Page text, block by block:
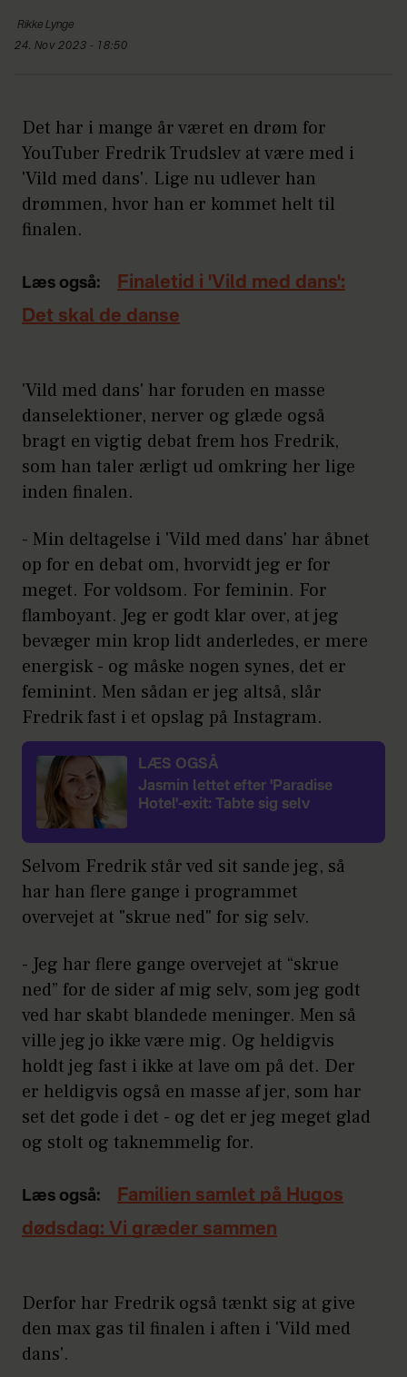
Rikke Lynge
24. Nov 2023 - 18:50
Det har i mange år været en drøm for
YouTuber Fredrik Trudslev at være med i
'Vild med dans'. Lige nu udlever han
drømmen, hvor han er kommet helt til
finalen.
Læs også:
Finaletid i 'Vild med dans':
Det skal de danse
'Vild med dans' har foruden en masse
danselektioner, nerver og glæde også
bragt en vigtig debat frem hos Fredrik,
som han taler ærligt ud omkring her lige
inden finalen.
- Min deltagelse i 'Vild med dans' har åbnet
op for en debat om, hvorvidt jeg er for
meget. For voldsom. For feminin. For
flamboyant. Jeg er godt klar over, at jeg
bevæger min krop lidt anderledes, er mere
energisk - og måske nogen synes, det er
feminint. Men sådan er jeg altså, slår
Fredrik fast i et opslag på Instagram.
LÆS OGSÅ
Jasmin lettet efter 'Paradise
Hotel'-exit: Tabte sig selv
Selvom Fredrik står ved sit sande jeg, så
har han flere gange i programmet
overvejet at "skrue ned" for sig selv.
- Jeg har flere gange overvejet at “skrue
ned” for de sider af mig selv, som jeg godt
ved har skabt blandede meninger. Men så
ville jeg jo ikke være mig. Og heldigvis
holdt jeg fast i ikke at lave om på det. Der
er heldigvis også en masse af jer, som har
set det gode i det - og det er jeg meget glad
og stolt og taknemmelig for.
Læs også:
Familien samlet på Hugos
dødsdag: Vi græder sammen
Derfor har Fredrik også tænkt sig at give
den max gas til finalen i aften i 'Vild med
dans'.